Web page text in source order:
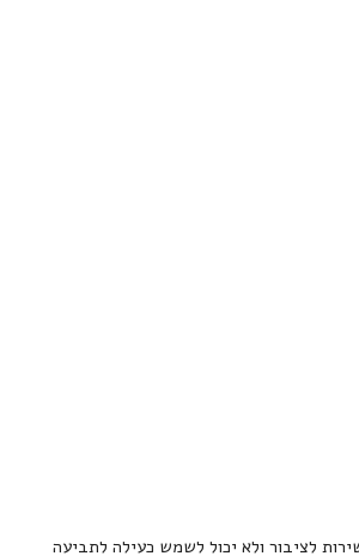
לציבור ולא יכול לשמש כעילה לתביעה